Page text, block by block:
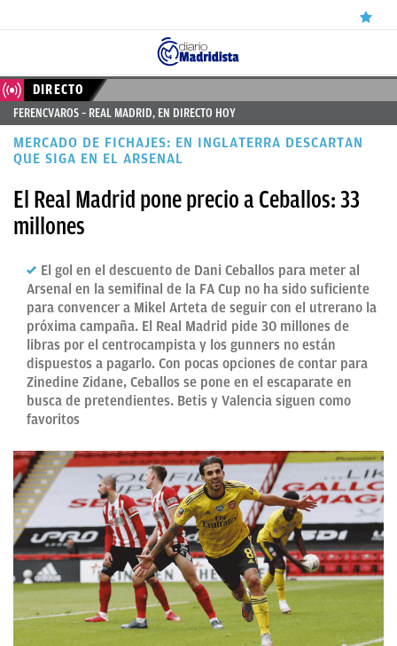
ÚLTIMAS
NOTICIAS
REAL
MADRID
BALONCESTO
FICHAJES
DIRECTO
FEMENINO
PAPARAZZI
OKDIARIO
DIRECTO
FERENCVAROS – REAL MADRID, EN DIRECTO HOY
MERCADO DE FICHAJES: EN INGLATERRA DESCARTAN
QUE SIGA EN EL ARSENAL
El Real Madrid pone precio a Ceballos: 33
millones
El gol en el descuento de Dani Ceballos para meter al
Arsenal en la semifinal de la FA Cup no ha sido suficiente
para convencer a Mikel Arteta de seguir con el utrerano la
próxima campaña. El Real Madrid pide 30 millones de
libras por el centrocampista y los gunners no están
dispuestos a pagarlo. Con pocas opciones de contar para
Zinedine Zidane, Ceballos se pone en el escaparate en
busca de pretendientes. Betis y Valencia siguen como
favoritos
Sigue aOkDiarioen Google